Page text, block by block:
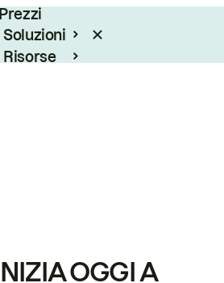
Prezzi
Soluzioni
Risorse
INIZIA OGGI A